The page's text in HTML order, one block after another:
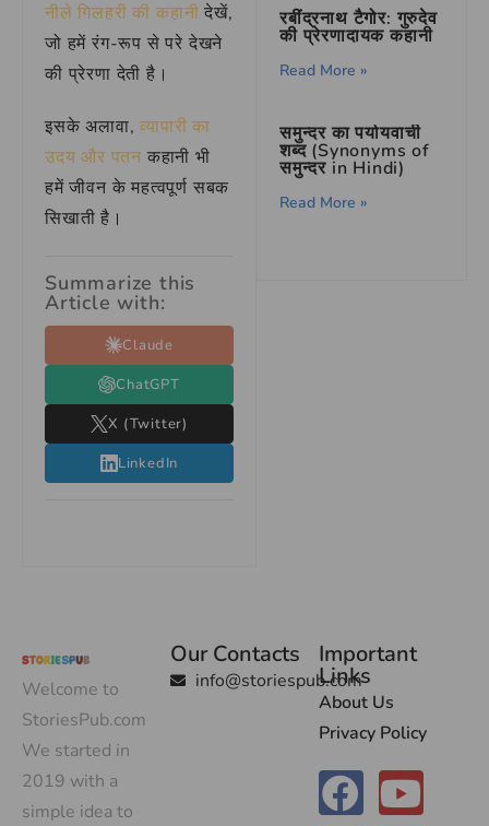
नीले गिलहरी की कहानी देखें,
जो हमें रंग-रूप से परे देखने
की प्रेरणा देती है।
इसके अलावा,व्यापारी का
उदय और पतन कहानी भी
हमें जीवन के महत्वपूर्ण सबक
सिखाती है।
Summarize this
Article with:
Claude
ChatGPT
X (Twitter)
LinkedIn
रबींद्रनाथ टैगोर: गुरुदेव
की प्रेरणादायक कहानी
Read More »
समुन्दर का पर्यायवाची
शब्द (Synonyms of
समुन्दर in Hindi)
Read More »
Welcome to
StoriesPub.com
We started in
2019 with a
simple idea to
Our Contacts
info@storiespub.com
Important
Links
About Us
Privacy Policy